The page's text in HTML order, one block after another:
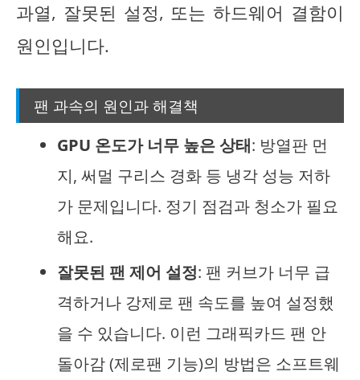
과열, 잘못된 설정, 또는 하드웨어 결함이
원인입니다.
팬 과속의 원인과 해결책
GPU 온도가 너무 높은 상태: 방열판 먼
지, 써멀 구리스 경화 등 냉각 성능 저하
가 문제입니다. 정기 점검과 청소가 필요
해요.
잘못된 팬 제어 설정: 팬 커브가 너무 급
격하거나 강제로 팬 속도를 높여 설정했
을 수 있습니다. 이런 그래픽카드 팬 안
돌아감 (제로팬 기능)의 방법은 소프트웨